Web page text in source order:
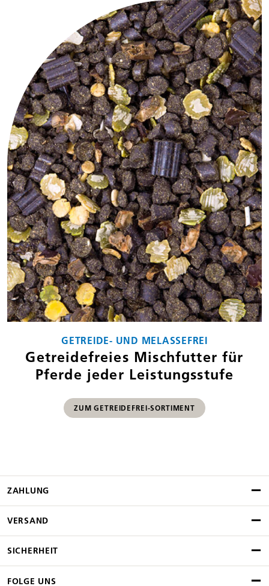
GETREIDE- UND MELASSEFREI
Getreidefreies Mischfutter für
Pferde jeder Leistungsstufe
ZUM GETREIDEFREI-SORTIMENT
ZAHLUNG
VERSAND
SICHERHEIT
FOLGE UNS